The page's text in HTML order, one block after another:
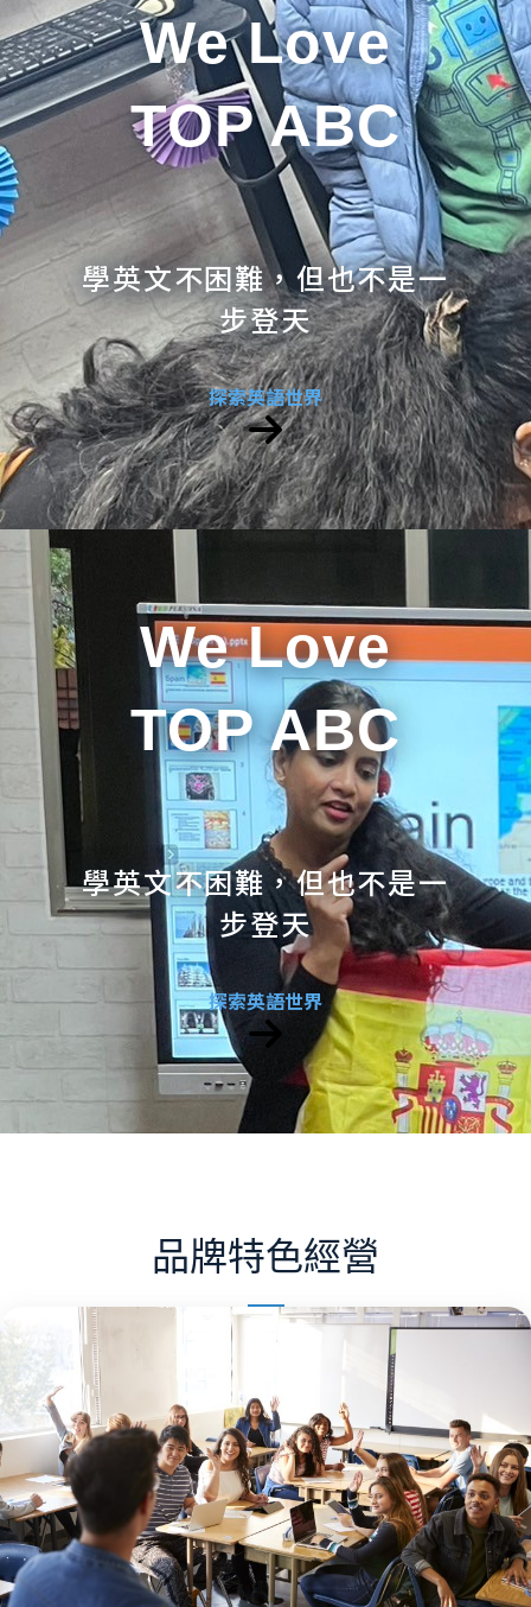
We Love
TOP ABC
學英文不困難，但也不是一
步登天
探索英語世界
We Love
TOP ABC
學英文不困難，但也不是一
步登天
探索英語世界
品牌特色經營